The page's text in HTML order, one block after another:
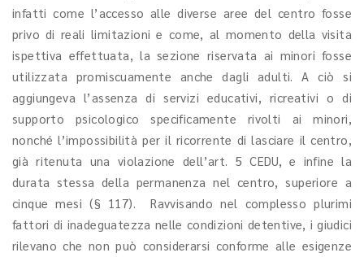
infatti come l’accesso alle diverse aree del centro fosse
privo di reali limitazioni e come, al momento della visita
ispettiva effettuata, la sezione riservata ai minori fosse
utilizzata promiscuamente anche dagli adulti. A ciò si
aggiungeva l’assenza di servizi educativi, ricreativi o di
supporto psicologico specificamente rivolti ai minori,
nonché l’impossibilità per il ricorrente di lasciare il centro,
già ritenuta una violazione dell’art. 5 CEDU, e infine la
durata stessa della permanenza nel centro, superiore a
cinque mesi (§ 117). Ravvisando nel complesso plurimi
fattori di inadeguatezza nelle condizioni detentive, i giudici
rilevano che non può considerarsi conforme alle esigenze